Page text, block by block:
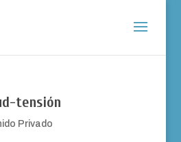
tensión
Privado